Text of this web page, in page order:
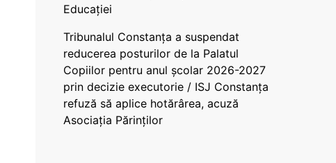
Educației
Tribunalul Constanța a suspendat
reducerea posturilor de la Palatul
Copiilor pentru anul școlar 2026-2027
prin decizie executorie / ISJ Constanța
refuză să aplice hotărârea, acuză
Asociația Părinților